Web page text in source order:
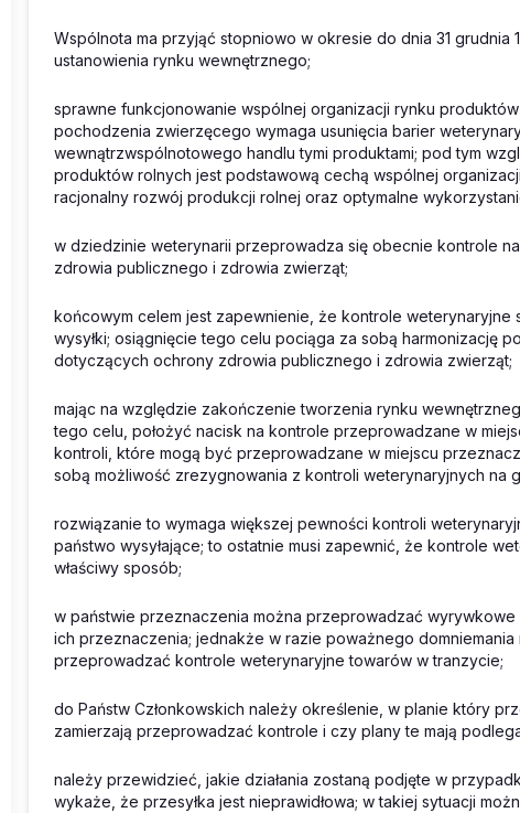
Wspólnota ma przyjąć stopniowo w okresie do dnia 31 grudnia
ustanowienia rynku wewnętrznego;
sprawne funkcjonowanie wspólnej organizacji rynku
pochodzenia zwierzęcego wymaga usunięcia barier
wewnątrzwspólnotowego handlu tymi produktami; pod tym
produktów rolnych jest podstawową cechą wspólnej
racjonalny rozwój produkcji rolnej oraz optymalne
w dziedzinie weterynarii przeprowadza się obecnie kontrole
zdrowia publicznego i zdrowia zwierząt;
końcowym celem jest zapewnienie, że kontrole weterynaryjne
wysyłki; osiągnięcie tego celu pociąga za sobą harmonizację
dotyczących ochrony zdrowia publicznego i zdrowia zwierząt;
mając na względzie zakończenie tworzenia rynku
tego celu, położyć nacisk na kontrole przeprowadzane w
kontroli, które mogą być przeprowadzane w miejscu
sobą możliwość zrezygnowania z kontroli weterynaryjnych na
rozwiązanie to wymaga większej pewności kontroli
państwo wysyłające; to ostatnie musi zapewnić, że kontrole
właściwy sposób;
w państwie przeznaczenia można przeprowadzać
ich przeznaczenia; jednakże w razie poważnego domniemania
przeprowadzać kontrole weterynaryjne towarów w tranzycie;
do Państw Członkowskich należy określenie, w planie który
zamierzają przeprowadzać kontrole i czy plany te mają
należy przewidzieć, jakie działania zostaną podjęte w
wykaże, że przesyłka jest nieprawidłowa; w takiej sytuacji